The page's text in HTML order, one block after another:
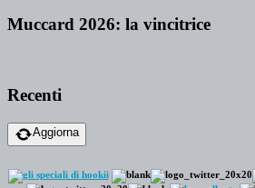
Muccard 2026: la vincitrice
Recenti
Aggiorna